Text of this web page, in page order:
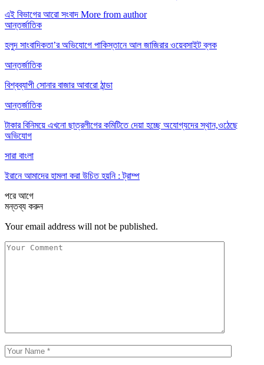
এই বিভাগের আরো সংবাদ More from author
আন্তর্জাতিক
হলুদ সাংবাদিকতা’র অভিযোগে পাকিস্তানে আল জাজিরার ওয়েবসাইট ব্লক
আন্তর্জাতিক
বিশ্বব্যাপী সোনার বাজার আবারো ঠান্ডা
আন্তর্জাতিক
টাকার বিনিময়ে এখনো ছাত্রলীগের কমিটিতে দেয়া হচ্ছে অযোগ্যদের স্থান,ওঠেছে
অভিযোগ
সারা বাংলা
ইরানে আমাদের হামলা করা উচিত হয়নি : ট্রাম্প
পরেআগে
মন্তব্য করুন
Your email address will not be published.